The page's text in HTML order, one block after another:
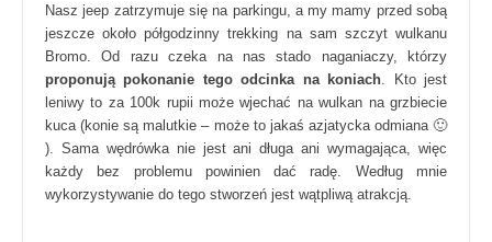
Nasz jeep zatrzymuje się na parkingu, a my mamy przed sobą
jeszcze około półgodzinny trekking na sam szczyt wulkanu
Bromo. Od razu czeka na nas stado naganiaczy, którzy
proponują pokonanie tego odcinka na koniach . Kto jest
leniwy to za 100k rupii może wjechać na wulkan na grzbiecie
kuca (konie są malutkie – może to jakaś azjatycka odmiana 🙂
). Sama wędrówka nie jest ani długa ani wymagająca, więc
każdy bez problemu powinien dać radę. Według mnie
wykorzystywanie do tego stworzeń jest wątpliwą atrakcją.